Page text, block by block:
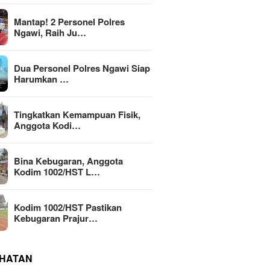
Mantap! 2 Personel Polres
Ngawi, Raih Ju…
Dua Personel Polres Ngawi Siap
Harumkan …
Tingkatkan Kemampuan Fisik,
Anggota Kodi…
Bina Kebugaran, Anggota
Kodim 1002/HST L…
Kodim 1002/HST Pastikan
Kebugaran Prajur…